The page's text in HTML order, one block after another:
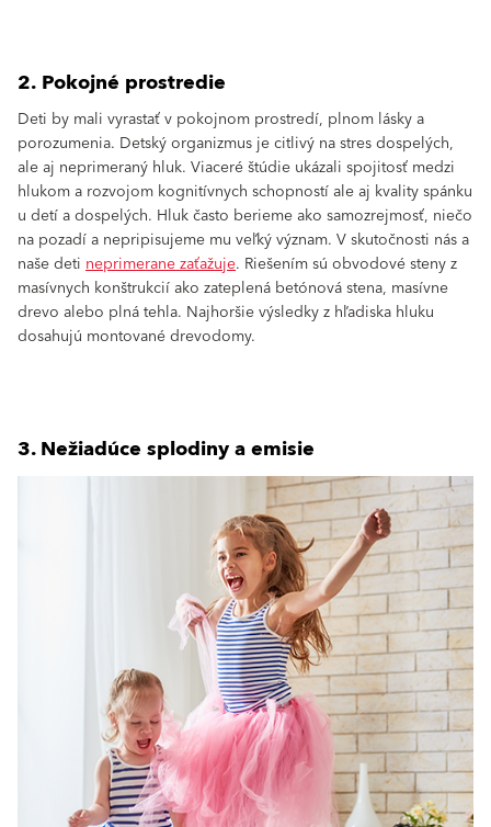
2. Pokojné prostredie
Deti by mali vyrastať v pokojnom prostredí, plnom lásky a
porozumenia. Detský organizmus je citlivý na stres dospelých,
ale aj neprimeraný hluk. Viaceré štúdie ukázali spojitosť medzi
hlukom a rozvojom kognitívnych schopností ale aj kvality spánku
u detí a dospelých. Hluk často berieme ako samozrejmosť, niečo
na pozadí a nepripisujeme mu veľký význam. V skutočnosti nás a
naše deti neprimerane zaťažuje. Riešením sú obvodové steny z
masívnych konštrukcií ako zateplená betónová stena, masívne
drevo alebo plná tehla. Najhoršie výsledky z hľadiska hluku
dosahujú montované drevodomy.
3. Nežiadúce splodiny a emisie